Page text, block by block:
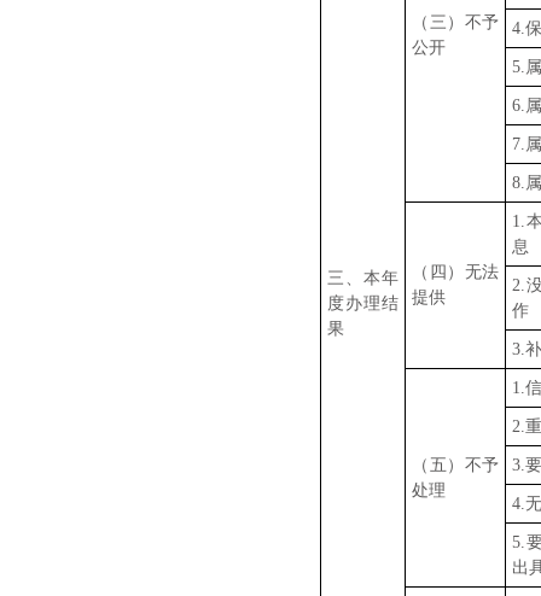
三、本年
度办理结
果
（三）不予
公开
4.
5.
6.
7.
8.
（四）无法
提供
1.
息
2.
作
3.
（五）不予
处理
1.
2.
3.
4.
5.
出